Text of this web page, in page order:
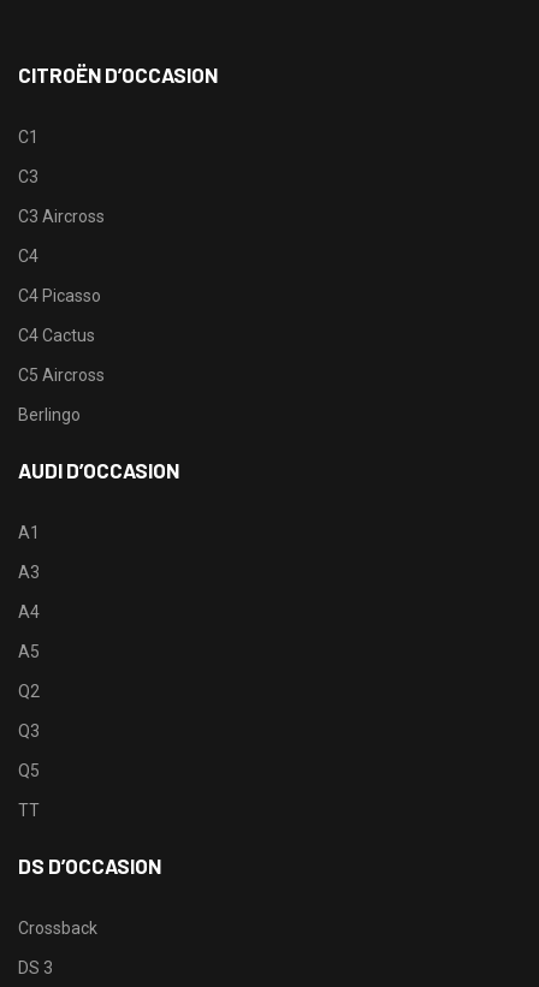
CITROËN D’OCCASION
C1
C3
C3 Aircross
C4
C4 Picasso
C4 Cactus
C5 Aircross
Berlingo
AUDI D’OCCASION
A1
A3
A4
A5
Q2
Q3
Q5
TT
DS D’OCCASION
Crossback
DS 3